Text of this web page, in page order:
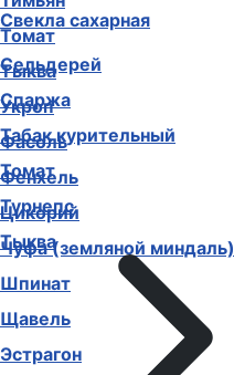
Томат
Тыква
Укроп
Фасоль
Фенхель
Цикорий
Чуфа (земляной миндаль)
Шпинат
Щавель
Эстрагон
Свекла сахарная
Сельдерей
Спаржа
Табак курительный
Томат
Турнепс
Тыква